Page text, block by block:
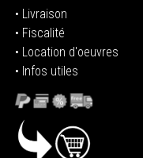
• Livraison
• Fiscalité
• Location d'oeuvres
• Infos utiles